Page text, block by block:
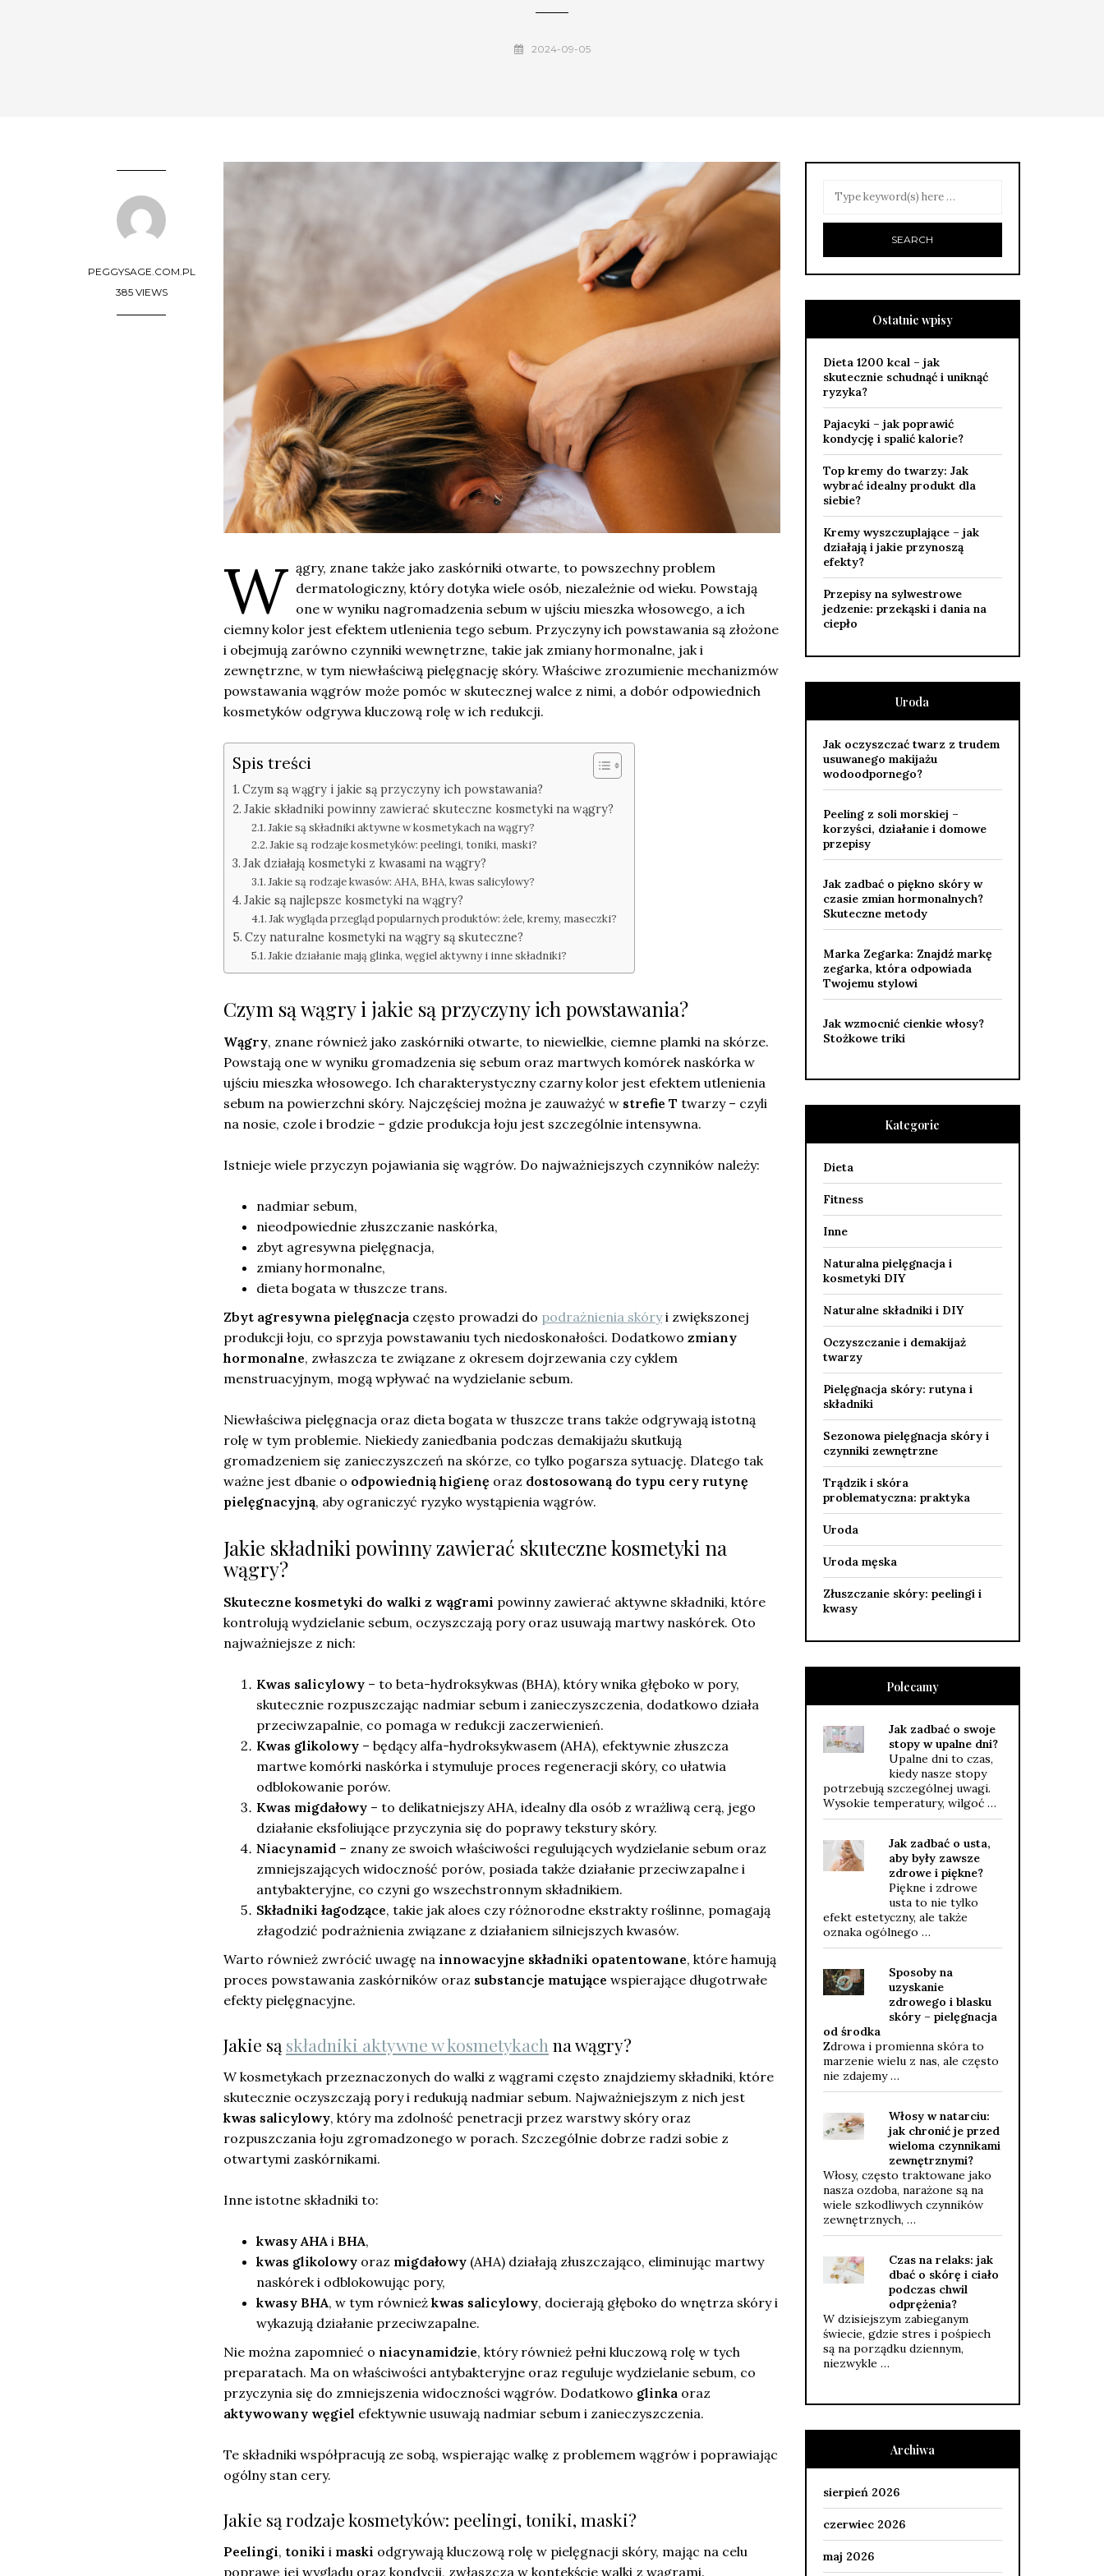
2024-09-05
PEGGYSAGE.COM.PL
385 VIEWS
W ągry, znane także jako zaskórniki otwarte, to powszechny problem
dermatologiczny, który dotyka wiele osób, niezależnie od wieku. Powstają
one w wyniku nagromadzenia sebum w ujściu mieszka włosowego, a ich
ciemny kolor jest efektem utlenienia tego sebum. Przyczyny ich powstawania są złożone
i obejmują zarówno czynniki wewnętrzne, takie jak zmiany hormonalne, jak i
zewnętrzne, w tym niewłaściwą pielęgnację skóry. Właściwe zrozumienie mechanizmów
powstawania wągrów może pomóc w skutecznej walce z nimi, a dobór odpowiednich
kosmetyków odgrywa kluczową rolę w ich redukcji.
Spis treści
Czym są wągry i jakie są przyczyny ich powstawania?
Jakie składniki powinny zawierać skuteczne kosmetyki na wągry?
Jakie są składniki aktywne w kosmetykach na wągry?
Jakie są rodzaje kosmetyków: peelingi, toniki, maski?
Jak działają kosmetyki z kwasami na wągry?
Jakie są rodzaje kwasów: AHA, BHA, kwas salicylowy?
Jakie są najlepsze kosmetyki na wągry?
Jak wygląda przegląd popularnych produktów: żele, kremy, maseczki?
Czy naturalne kosmetyki na wągry są skuteczne?
Jakie działanie mają glinka, węgiel aktywny i inne składniki?
Czym są wągry i jakie są przyczyny ich powstawania?
Wągry, znane również jako zaskórniki otwarte, to niewielkie, ciemne plamki na skórze.
Powstają one w wyniku gromadzenia się sebum oraz martwych komórek naskórka w
ujściu mieszka włosowego. Ich charakterystyczny czarny kolor jest efektem utlenienia
sebum na powierzchni skóry. Najczęściej można je zauważyć w strefie T twarzy – czyli
na nosie, czole i brodzie – gdzie produkcja łoju jest szczególnie intensywna.
Istnieje wiele przyczyn pojawiania się wągrów. Do najważniejszych czynników należy:
nadmiar sebum,
nieodpowiednie złuszczanie naskórka,
zbyt agresywna pielęgnacja,
zmiany hormonalne,
dieta bogata w tłuszcze trans.
Zbyt agresywna pielęgnacja często prowadzi do podrażnienia skóryi zwiększonej
produkcji łoju, co sprzyja powstawaniu tych niedoskonałości. Dodatkowo zmiany
hormonalne, zwłaszcza te związane z okresem dojrzewania czy cyklem
menstruacyjnym, mogą wpływać na wydzielanie sebum.
Niewłaściwa pielęgnacja oraz dieta bogata w tłuszcze trans także odgrywają istotną
rolę w tym problemie. Niekiedy zaniedbania podczas demakijażu skutkują
gromadzeniem się zanieczyszczeń na skórze, co tylko pogarsza sytuację. Dlatego tak
ważne jest dbanie o odpowiednią higienę oraz dostosowaną do typu cery rutynę
pielęgnacyjną, aby ograniczyć ryzyko wystąpienia wągrów.
Jakie składniki powinny zawierać skuteczne kosmetyki na
wągry?
Skuteczne kosmetyki do walki z wągrami powinny zawierać aktywne składniki, które
kontrolują wydzielanie sebum, oczyszczają pory oraz usuwają martwy naskórek. Oto
najważniejsze z nich:
Kwas salicylowy – to beta-hydroksykwas (BHA), który wnika głęboko w pory,
skutecznie rozpuszczając nadmiar sebum i zanieczyszczenia, dodatkowo działa
przeciwzapalnie, co pomaga w redukcji zaczerwienień.
Kwas glikolowy – będący alfa-hydroksykwasem (AHA), efektywnie złuszcza
martwe komórki naskórka i stymuluje proces regeneracji skóry, co ułatwia
odblokowanie porów.
Kwas migdałowy – to delikatniejszy AHA, idealny dla osób z wrażliwą cerą, jego
działanie eksfoliujące przyczynia się do poprawy tekstury skóry.
Niacynamid – znany ze swoich właściwości regulujących wydzielanie sebum oraz
zmniejszających widoczność porów, posiada także działanie przeciwzapalne i
antybakteryjne, co czyni go wszechstronnym składnikiem.
Składniki łagodzące, takie jak aloes czy różnorodne ekstrakty roślinne, pomagają
złagodzić podrażnienia związane z działaniem silniejszych kwasów.
Warto również zwrócić uwagę na innowacyjne składniki opatentowane, które hamują
proces powstawania zaskórników oraz substancje matujące wspierające długotrwałe
efekty pielęgnacyjne.
Jakie są składniki aktywne w kosmetykach na wągry?
W kosmetykach przeznaczonych do walki z wągrami często znajdziemy składniki, które
skutecznie oczyszczają pory i redukują nadmiar sebum. Najważniejszym z nich jest
kwas salicylowy, który ma zdolność penetracji przez warstwy skóry oraz
rozpuszczania łoju zgromadzonego w porach. Szczególnie dobrze radzi sobie z
otwartymi zaskórnikami.
Inne istotne składniki to:
kwasy AHA i BHA,
kwas glikolowy oraz migdałowy (AHA) działają złuszczająco, eliminując martwy
naskórek i odblokowując pory,
kwasy BHA, w tym również kwas salicylowy, docierają głęboko do wnętrza skóry i
wykazują działanie przeciwzapalne.
Nie można zapomnieć o niacynamidzie, który również pełni kluczową rolę w tych
preparatach. Ma on właściwości antybakteryjne oraz reguluje wydzielanie sebum, co
przyczynia się do zmniejszenia widoczności wągrów. Dodatkowo glinka oraz
aktywowany węgiel efektywnie usuwają nadmiar sebum i zanieczyszczenia.
Te składniki współpracują ze sobą, wspierając walkę z problemem wągrów i poprawiając
ogólny stan cery.
Jakie są rodzaje kosmetyków: peelingi, toniki, maski?
Peelingi, toniki i maski odgrywają kluczową rolę w pielęgnacji skóry, mając na celu
poprawę jej wyglądu oraz kondycji, zwłaszcza w kontekście walki z wągrami.
Ostatnie wpisy
Dieta 1200 kcal – jak
skutecznie schudnąć i uniknąć
ryzyka?
Pajacyki – jak poprawić
kondycję i spalić kalorie?
Top kremy do twarzy: Jak
wybrać idealny produkt dla
siebie?
Kremy wyszczuplające – jak
działają i jakie przynoszą
efekty?
Przepisy na sylwestrowe
jedzenie: przekąski i dania na
ciepło
Uroda
Jak oczyszczać twarz z trudem
usuwanego makijażu
wodoodpornego?
Peeling z soli morskiej –
korzyści, działanie i domowe
przepisy
Jak zadbać o piękno skóry w
czasie zmian hormonalnych?
Skuteczne metody
Marka Zegarka: Znajdź markę
zegarka, która odpowiada
Twojemu stylowi
Jak wzmocnić cienkie włosy?
Stożkowe triki
Kategorie
Dieta
Fitness
Inne
Naturalna pielęgnacja i
kosmetyki DIY
Naturalne składniki i DIY
Oczyszczanie i demakijaż
twarzy
Pielęgnacja skóry: rutyna i
składniki
Sezonowa pielęgnacja skóry i
czynniki zewnętrzne
Trądzik i skóra
problematyczna: praktyka
Uroda
Uroda męska
Złuszczanie skóry: peelingi i
kwasy
Polecamy
Jak zadbać o swoje
stopy w upalne dni?
Upalne dni to czas,
kiedy nasze stopy
potrzebują szczególnej uwagi.
Wysokie temperatury, wilgoć …
Jak zadbać o usta,
aby były zawsze
zdrowe i piękne?
Piękne i zdrowe
usta to nie tylko
efekt estetyczny, ale także
oznaka ogólnego …
Sposoby na
uzyskanie
zdrowego i blasku
skóry – pielęgnacja
od środka
Zdrowa i promienna skóra to
marzenie wielu z nas, ale często
nie zdajemy …
Włosy w natarciu:
jak chronić je przed
wieloma czynnikami
zewnętrznymi?
Włosy, często traktowane jako
nasza ozdoba, narażone są na
wiele szkodliwych czynników
zewnętrznych, …
Czas na relaks: jak
dbać o skórę i ciało
podczas chwil
odprężenia?
W dzisiejszym zabieganym
świecie, gdzie stres i pośpiech
są na porządku dziennym,
niezwykle …
Archiwa
sierpień 2026
czerwiec 2026
maj 2026